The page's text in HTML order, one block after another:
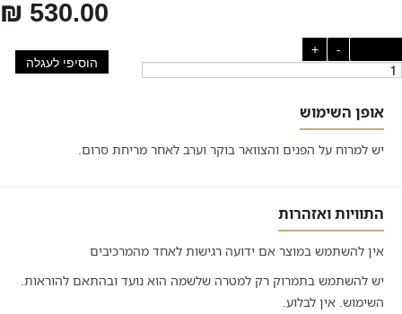
530.00 ₪
-
+
הוסיפי לעגלה
אופן השימוש
יש למרוח על הפנים והצוואר בוקר וערב לאחר מריחת סרום.
התוויות ואזהרות
אין להשתמש במוצר אם ידועה רגישות לאחד מהמרכיבים
יש להשתמש בתמרוק רק למטרה שלשמה הוא נועד ובהתאם להוראות.
השימוש. אין לבלוע.